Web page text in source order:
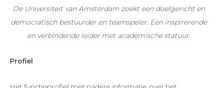
De Universiteit van Amsterdam zoekt een doelgericht en
democratisch bestuurder en teamspeler. Een inspirerende
en verbindende leider met academische statuur.
Profiel